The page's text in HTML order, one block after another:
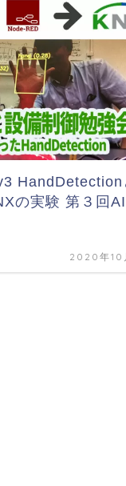
HandDetection
の実験 第３回
2020年10